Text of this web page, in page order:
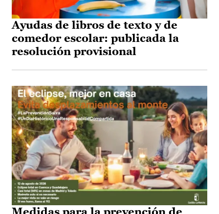
Ayudas de libros de texto y de
comedor escolar: publicada la
resolución provisional